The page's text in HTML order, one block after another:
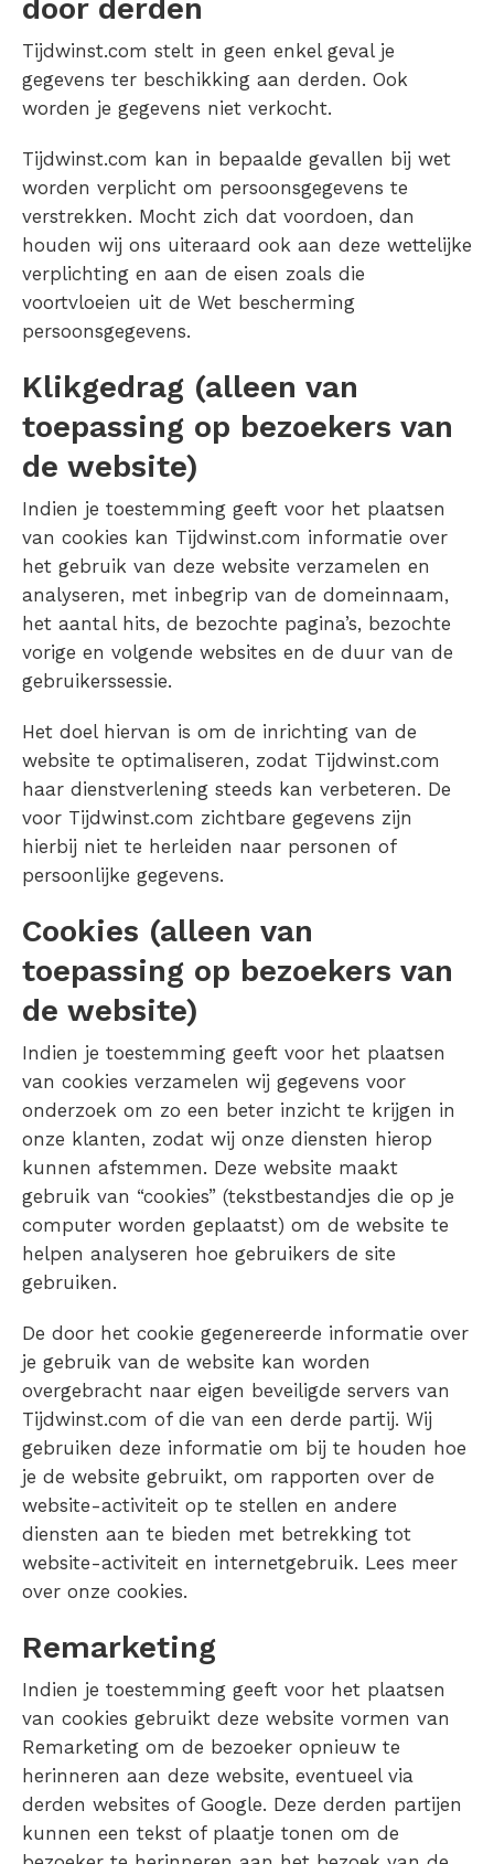
door derden
Tijdwinst.com stelt in geen enkel geval je
gegevens ter beschikking aan derden. Ook
worden je gegevens niet verkocht.
Tijdwinst.com kan in bepaalde gevallen bij wet
worden verplicht om persoonsgegevens te
verstrekken. Mocht zich dat voordoen, dan
houden wij ons uiteraard ook aan deze wettelijke
verplichting en aan de eisen zoals die
voortvloeien uit de Wet bescherming
persoonsgegevens.
Klikgedrag (alleen van
toepassing op bezoekers van
de website)
Indien je toestemming geeft voor het plaatsen
van cookies kan Tijdwinst.com informatie over
het gebruik van deze website verzamelen en
analyseren, met inbegrip van de domeinnaam,
het aantal hits, de bezochte pagina’s, bezochte
vorige en volgende websites en de duur van de
gebruikerssessie.
Het doel hiervan is om de inrichting van de
website te optimaliseren, zodat Tijdwinst.com
haar dienstverlening steeds kan verbeteren. De
voor Tijdwinst.com zichtbare gegevens zijn
hierbij niet te herleiden naar personen of
persoonlijke gegevens.
Cookies (alleen van
toepassing op bezoekers van
de website)
Indien je toestemming geeft voor het plaatsen
van cookies verzamelen wij gegevens voor
onderzoek om zo een beter inzicht te krijgen in
onze klanten, zodat wij onze diensten hierop
kunnen afstemmen. Deze website maakt
gebruik van “cookies” (tekstbestandjes die op je
computer worden geplaatst) om de website te
helpen analyseren hoe gebruikers de site
gebruiken.
De door het cookie gegenereerde informatie over
je gebruik van de website kan worden
overgebracht naar eigen beveiligde servers van
Tijdwinst.com of die van een derde partij. Wij
gebruiken deze informatie om bij te houden hoe
je de website gebruikt, om rapporten over de
website-activiteit op te stellen en andere
diensten aan te bieden met betrekking tot
website-activiteit en internetgebruik. Lees meer
over onze cookies.
Remarketing
Indien je toestemming geeft voor het plaatsen
van cookies gebruikt deze website vormen van
Remarketing om de bezoeker opnieuw te
herinneren aan deze website, eventueel via
derden websites of Google. Deze derden partijen
kunnen een tekst of plaatje tonen om de